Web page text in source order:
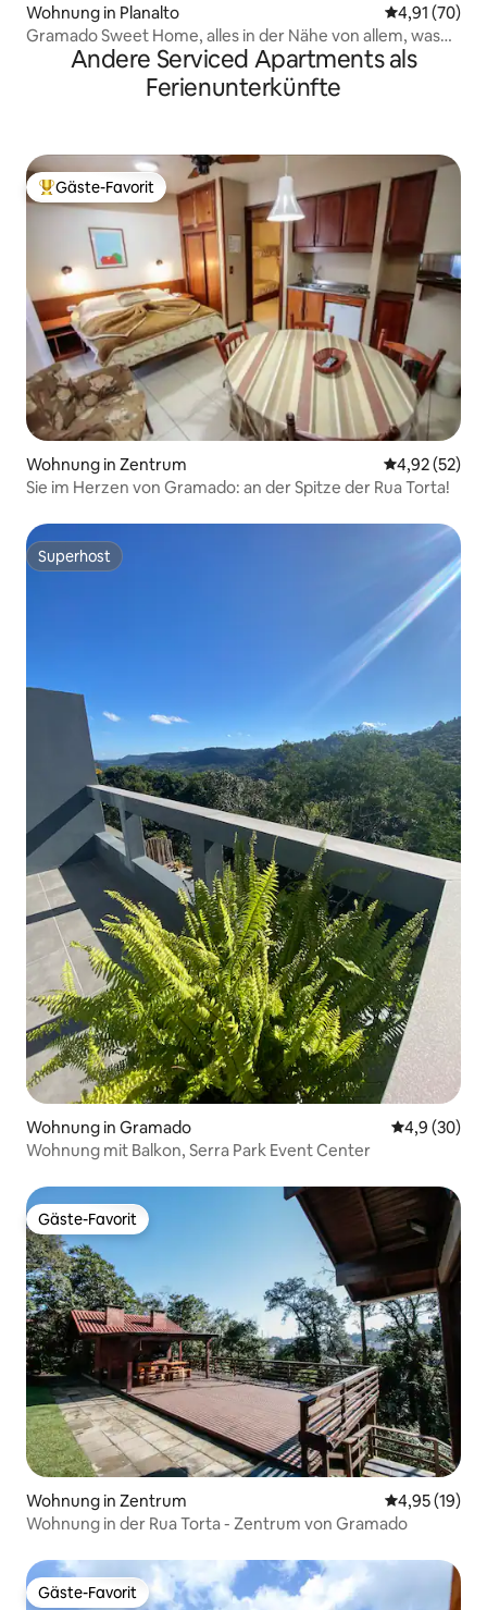
Wohnung in Planalto
4,91 (70)
Gramado Sweet Home, alles in der Nähe von allem, was
schön ist!Andere Serviced Apartments als
Ferienunterkünfte
Beliebter Gäste-Favorit.
Gäste-Favorit
Wohnung in Zentrum
4,92 (52)
Sie im Herzen von Gramado: an der Spitze der Rua Torta!
Superhost
Superhost
Wohnung in Gramado
4,9 (30)
Wohnung mit Balkon, Serra Park Event Center
Gäste-Favorit
Gäste-Favorit
Wohnung in Zentrum
4,95 (19)
Wohnung in der Rua Torta - Zentrum von Gramado
Gäste-Favorit
Gäste-Favorit